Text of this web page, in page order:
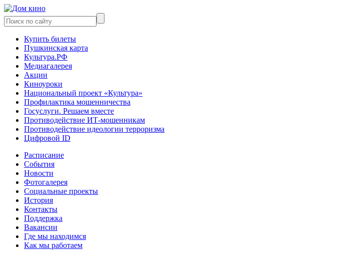
Купить билеты
Пушкинская карта
Культура.РФ
Медиагалерея
Акции
Киноуроки
Национальный проект «Культура»
Профилактика мошенничества
Госуслуги. Решаем вместе
Противодействие ИТ-мошенникам
Противодействие идеологии терроризма
Цифровой ID
Расписание
События
Новости
Фотогалерея
Социальные проекты
История
Контакты
Поддержка
Вакансии
Где мы находимся
Как мы работаем